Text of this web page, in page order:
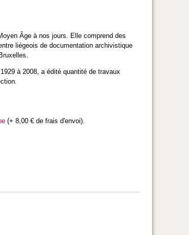
Âge à nos jours. Elle comprend des
liégeois de documentation archivistique
à 2008, a édité quantité de travaux
(+ 8,00 € de frais d'envoi).